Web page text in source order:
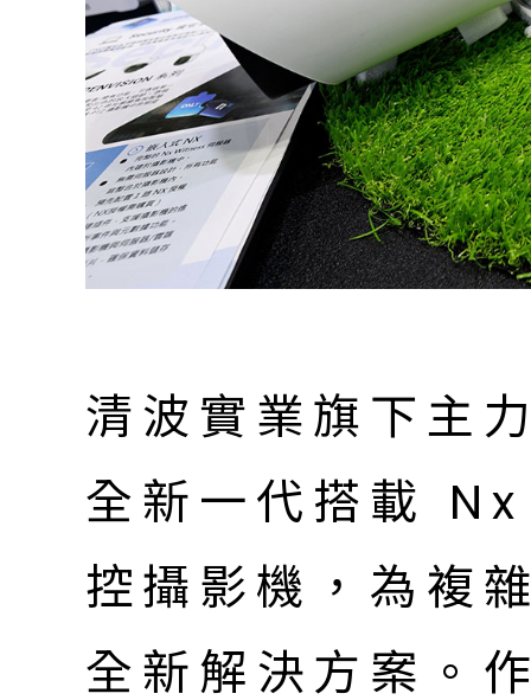
清波實業旗下主
全新一代搭載
控攝影機，為複
全新解決方案